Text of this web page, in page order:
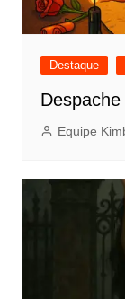
Destaque
Equipe